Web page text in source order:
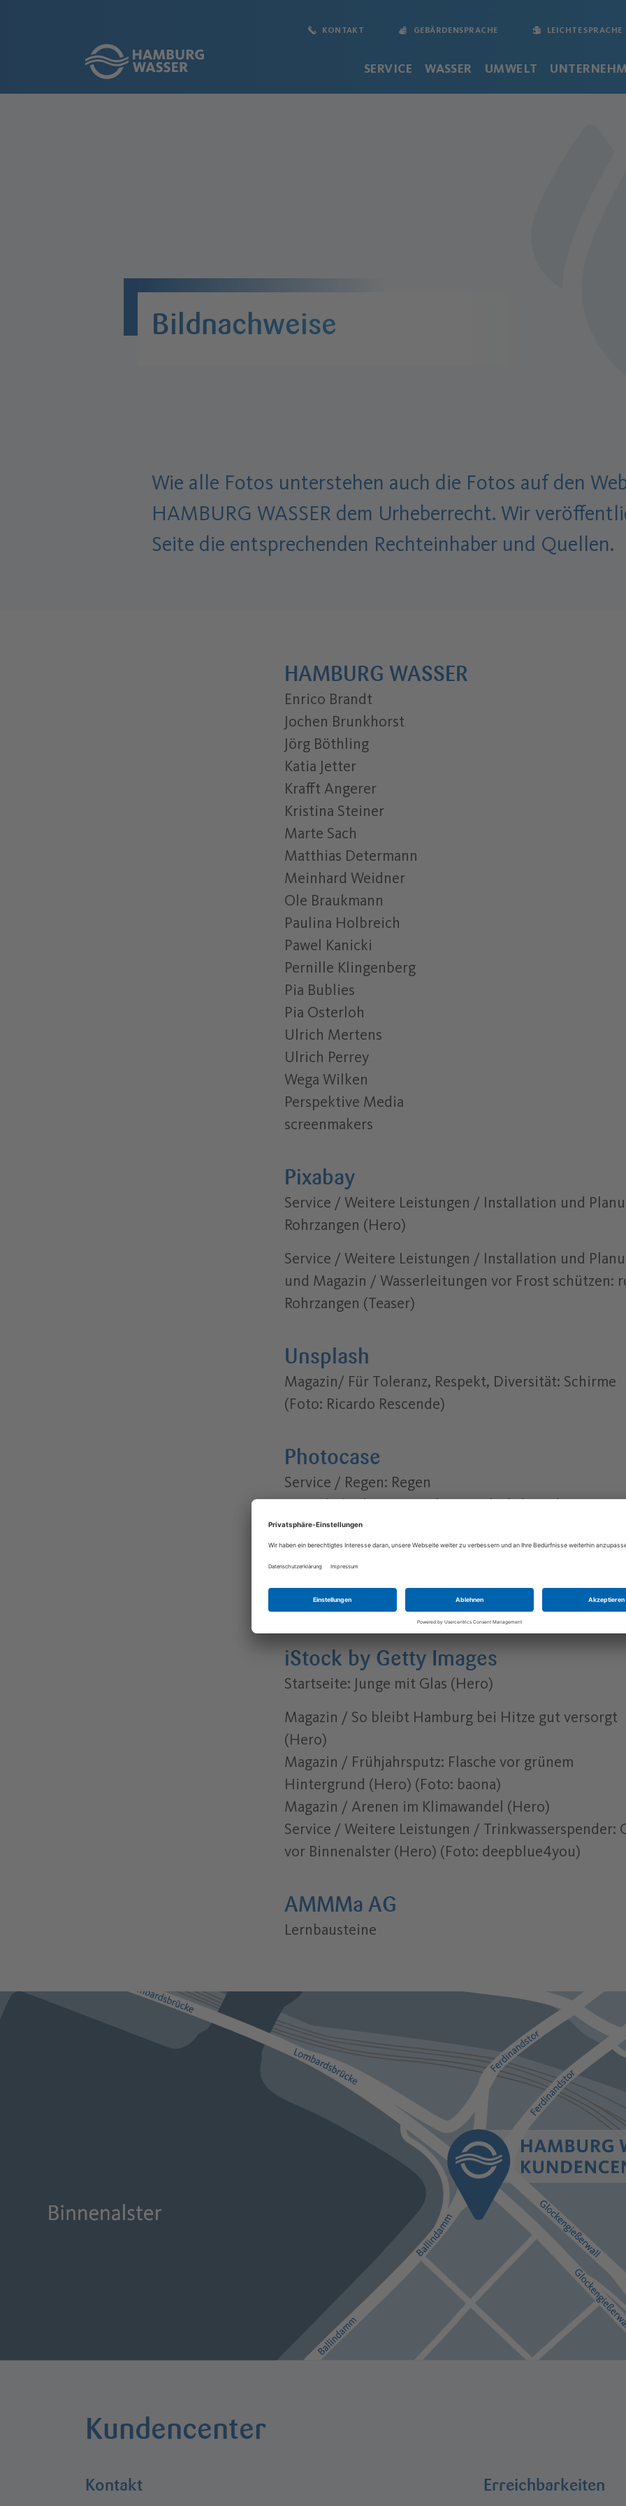
SERVICE WASSER UMWELT
KONTAKT GEBÄRDENSPRACHE LEICHTE SPRACHE
Bildnachweise
Wie alle Fotos unterstehen auch die Fotos auf den
HAMBURG WASSER dem Urheberrecht. Wir
Seite die entsprechenden Rechteinhaber und Quellen.
HAMBURG WASSER
Enrico Brandt
Jochen Brunkhorst
Jörg Böthling
Katia Jetter
Krafft Angerer
Kristina Steiner
Marte Sach
Matthias Determann
Meinhard Weidner
Ole Braukmann
Paulina Holbreich
Pawel Kanicki
Pernille Klingenberg
Pia Bublies
Pia Osterloh
Ulrich Mertens
Ulrich Perrey
Wega Wilken
Perspektive Media
screenmakers
Pixabay
Service / Weitere Leistungen / Installation und
Rohrzangen (Hero)
Service / Weitere Leistungen / Installation und
und Magazin / Wasserleitungen vor Frost schützen:
Rohrzangen (Teaser)
Unsplash
Magazin/ Für Toleranz, Respekt, Diversität: Schirme
(Foto: Ricardo Rescende)
Photocase
Service / Regen: Regen
Umwelt / Schwammstadt: Gründach (Hero)
Unternehmen / Management / Compliance:
(Hero)
(Hero): photocase.de/ Astrid Gast
iStock by Getty Images
Startseite: Junge mit Glas (Hero)
Magazin / So bleibt Hamburg bei Hitze gut versorgt
(Hero)
Magazin / Frühjahrsputz: Flasche vor grünem
Hintergrund (Hero) (Foto: baona)
Magazin / Arenen im Klimawandel (Hero)
Service / Weitere Leistungen / Trinkwasserspender:
vor Binnenalster (Hero) (Foto: deepblue4you)
AMMMa AG
Lernbausteine
Kundencenter
Kontakt Erreichbarkeiten